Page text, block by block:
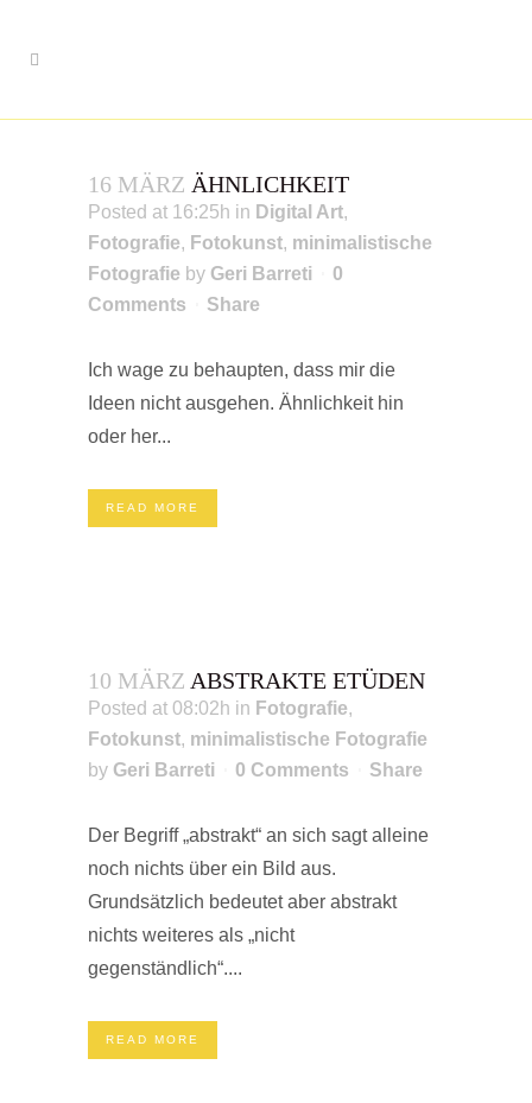
16 MÄRZ ÄHNLICHKEIT
Posted at 16:25h in Digital Art,
Fotografie, Fotokunst, minimalistische
Fotografie by Geri Barreti
0
Comments
Share
Ich wage zu behaupten, dass mir die
Ideen nicht ausgehen. Ähnlichkeit hin
oder her...
READ MORE
10 MÄRZ ABSTRAKTE ETÜDEN
Posted at 08:02h in Fotografie,
Fotokunst, minimalistische Fotografie
by Geri Barreti 0 Comments Share
Der Begriff „abstrakt“ an sich sagt alleine
noch nichts über ein Bild aus.
Grundsätzlich bedeutet aber abstrakt
nichts weiteres als „nicht
gegenständlich“....
READ MORE